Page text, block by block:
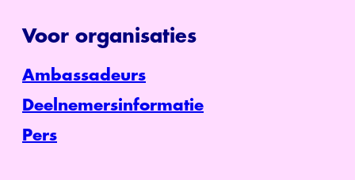
Voor organisaties
Ambassadeurs
Deelnemersinformatie
Pers